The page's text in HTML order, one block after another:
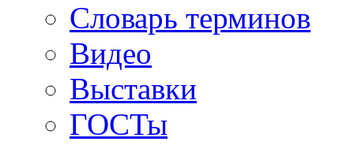
Словарь терминов
Видео
Выставки
ГОСТы